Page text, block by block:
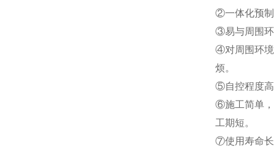
②一体化预制
③易与周围环
④对周围环境
烦。
⑤自控程度高
⑥施工简单，
工期短。
⑦使用寿命长